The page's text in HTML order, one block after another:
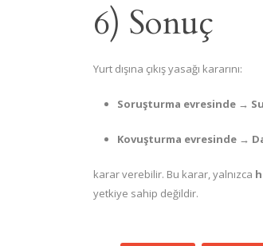
6) Sonuç
Yurt dışına çıkış yasağı kararını:
Soruşturma evresinde →
Kovuşturma evresinde →
karar verebilir. Bu karar, yalnızca
yetkiye sahip değildir.